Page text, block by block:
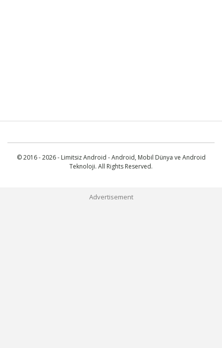
© 2016 - 2026 - Limitsiz Android - Android, Mobil Dünya ve Android
Teknoloji. All Rights Reserved.
Advertisement